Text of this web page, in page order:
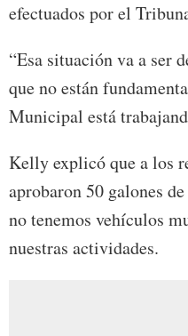
efectuados por el
“Esa situación va a ser
que no están
Municipal está
Kelly explicó que a los
aprobaron 50 galones
no tenemos vehículos
nuestras actividades.